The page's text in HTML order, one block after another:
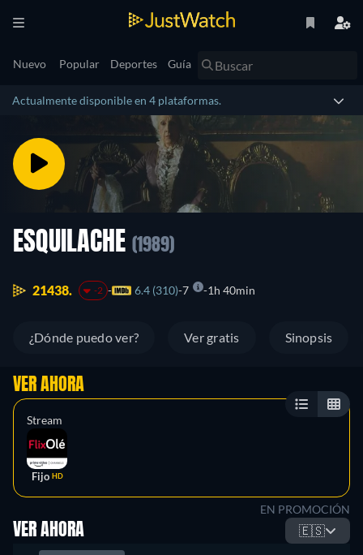
Nuevo Popular Deportes Guía
Actualmente disponible en 4 plataformas.
ESQUILACHE (1989)
21438. -2 6.4 (310) 7 1h 40min
¿Dónde puedo ver? Ver gratis Sinopsis
VER AHORA
Stream
Fijo HD
EN PROMOCIÓN
VER AHORA 🇪🇸